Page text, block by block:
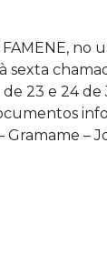
23 e 24 de
–